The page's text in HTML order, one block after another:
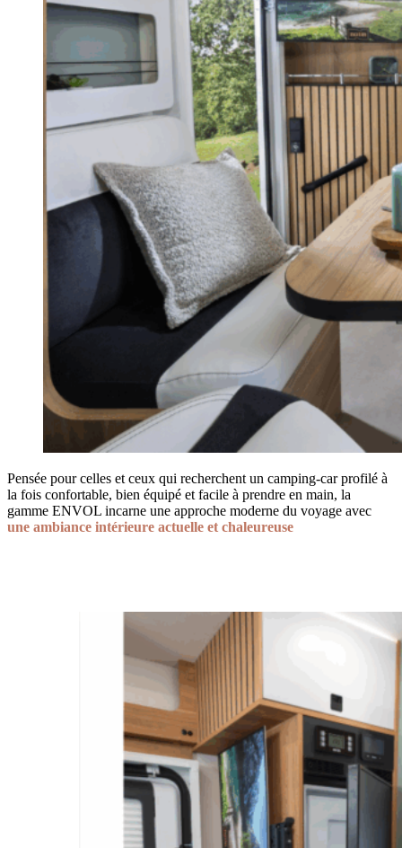
Pensée pour celles et ceux qui recherchent un camping-car profilé à
la fois confortable, bien équipé et facile à prendre en main, la
gamme ENVOL incarne une approche moderne du voyage avec
une ambiance intérieure actuelle et chaleureuse